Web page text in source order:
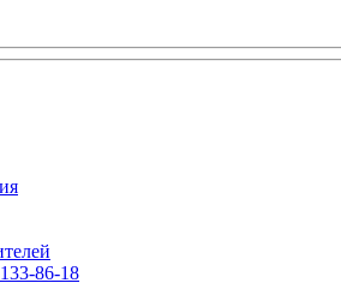
86-18